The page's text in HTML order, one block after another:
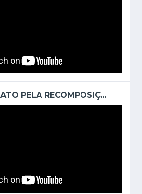
ATO PELA RECOMPOSIÇ...